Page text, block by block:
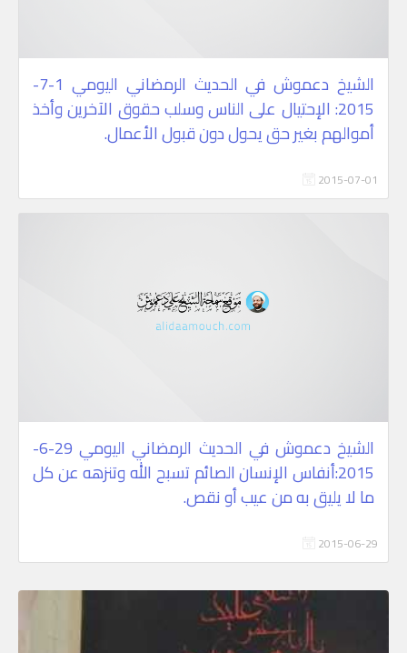
الشيخ دعموش في الحديث الرمضاني اليومي 1-7-
2015: الإحتيال على الناس وسلب حقوق الآخرين وأخذ
أموالهم بغير حق يحول دون قبول الأعمال.
2015-07-01
الشيخ دعموش في الحديث الرمضاني اليومي 29-6-
2015:أنفاس الإنسان الصائم تسبح الله وتنزهه عن كل
ما لا يليق به من عيب أو نقص.
2015-06-29